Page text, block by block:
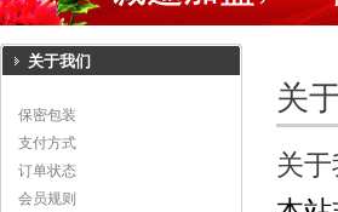
关于我们
保密包装
支付方式
订单状态
会员规则
关
关